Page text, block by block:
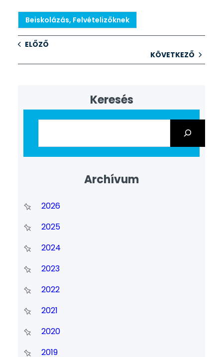
Beiskolázás, Felvételizőknek
ELŐZŐ
KÖVETKEZŐ
Keresés
Archívum
2026
2025
2024
2023
2022
2021
2020
2019